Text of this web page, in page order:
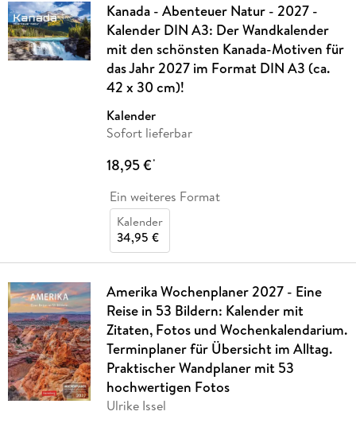
Kanada - Abenteuer Natur - 2027 -
Kalender DIN A3: Der Wandkalender
mit den schönsten Kanada-Motiven für
das Jahr 2027 im Format DIN A3 (ca.
42 x 30 cm)!
Kalender
Sofort lieferbar
18,95 €*
Ein weiteres Format
Kalender
34,95 €
Amerika Wochenplaner 2027 - Eine
Reise in 53 Bildern: Kalender mit
Zitaten, Fotos und Wochenkalendarium.
Terminplaner für Übersicht im Alltag.
Praktischer Wandplaner mit 53
hochwertigen Fotos
Ulrike Issel